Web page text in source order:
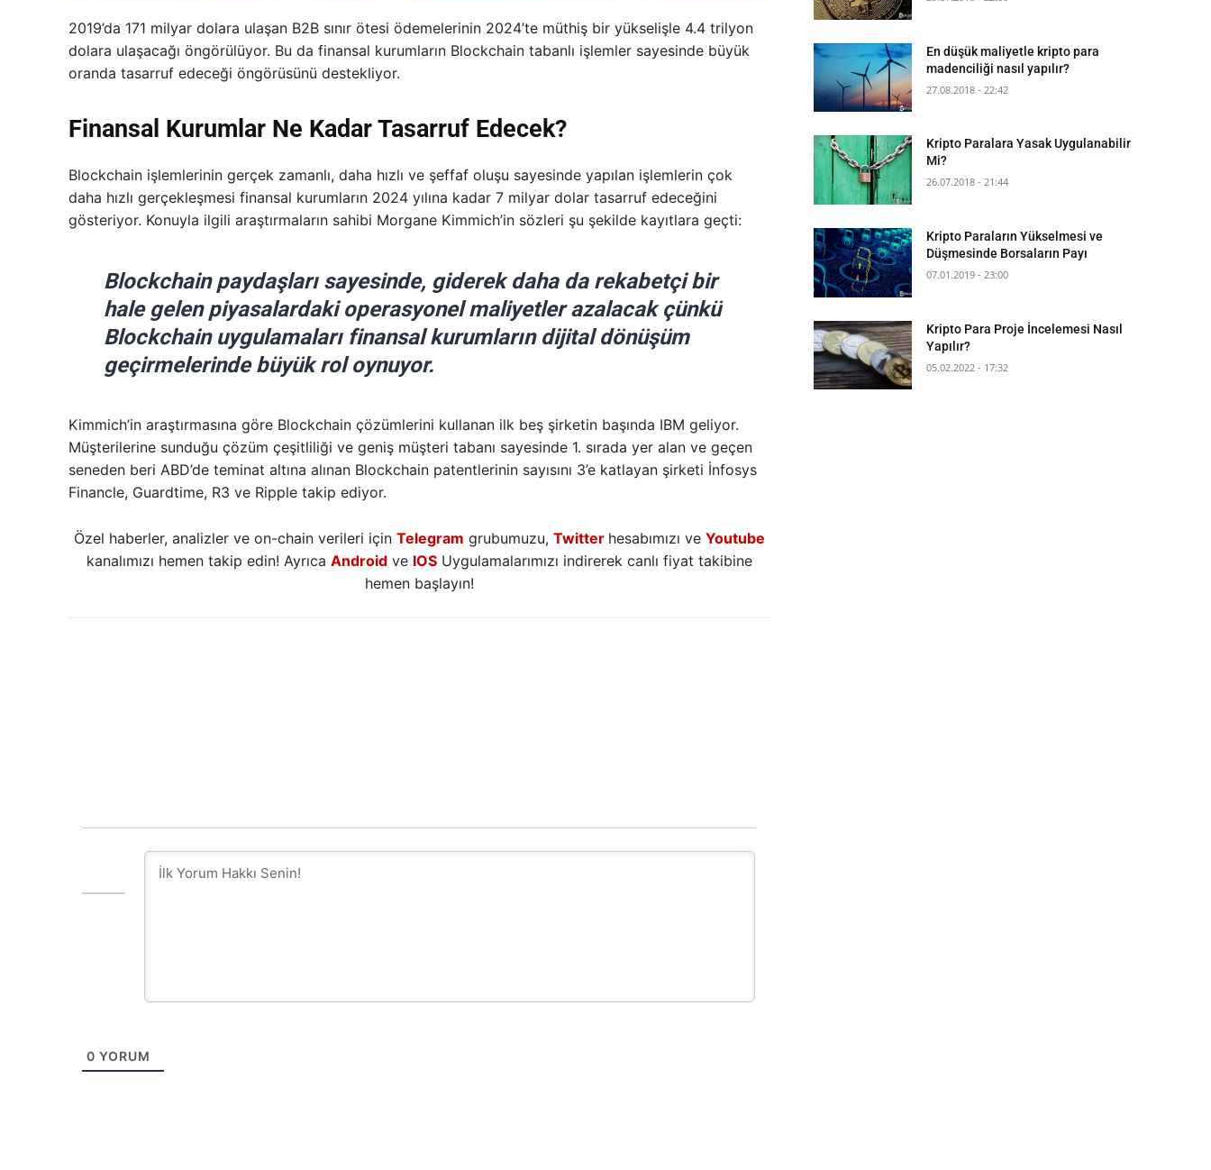
2019’da 171 milyar dolara ulaşan B2B sınır ötesi ödemelerinin 2024’te müthiş bir yükselişle 4.4 trilyon
dolara ulaşacağı öngörülüyor. Bu da finansal kurumların Blockchain tabanlı işlemler sayesinde büyük
oranda tasarruf edeceği öngörüsünü destekliyor.
Finansal Kurumlar Ne Kadar Tasarruf Edecek?
Blockchain işlemlerinin gerçek zamanlı, daha hızlı ve şeffaf oluşu sayesinde yapılan işlemlerin çok
daha hızlı gerçekleşmesi finansal kurumların 2024 yılına kadar 7 milyar dolar tasarruf edeceğini
gösteriyor. Konuyla ilgili araştırmaların sahibi Morgane Kimmich’in sözleri şu şekilde kayıtlara geçti:
Blockchain paydaşları sayesinde, giderek daha da rekabetçi bir
hale gelen piyasalardaki operasyonel maliyetler azalacak çünkü
Blockchain uygulamaları finansal kurumların dijital dönüşüm
geçirmelerinde büyük rol oynuyor.
Kimmich’in araştırmasına göre Blockchain çözümlerini kullanan ilk beş şirketin başında IBM geliyor.
Müşterilerine sunduğu çözüm çeşitliliği ve geniş müşteri tabanı sayesinde 1. sırada yer alan ve geçen
seneden beri ABD’de teminat altına alınan Blockchain patentlerinin sayısını 3’e katlayan şirketi İnfosys
Financle, Guardtime, R3 ve Ripple takip ediyor.
Özel haberler, analizler ve on-chain verileri için Telegram grubumuzu, Twitter hesabımızı ve Youtube
kanalımızı hemen takip edin! Ayrıca Androidve IOSUygulamalarımızı indirerek canlı fiyat takibine
hemen başlayın!
0 YORUM
En düşük maliyetle kripto para
madenciliği nasıl yapılır?
27.08.2018 - 22:42
Kripto Paralara Yasak Uygulanabilir
Mi?
26.07.2018 - 21:44
Kripto Paraların Yükselmesi ve
Düşmesinde Borsaların Payı
07.01.2019 - 23:00
Kripto Para Proje İncelemesi Nasıl
Yapılır?
05.02.2022 - 17:32